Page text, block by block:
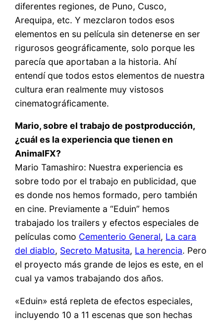
diferentes regiones, de Puno, Cusco,
Arequipa, etc. Y mezclaron todos esos
elementos en su película sin detenerse en ser
rigurosos geográficamente, solo porque les
parecía que aportaban a la historia. Ahí
entendí que todos estos elementos de nuestra
cultura eran realmente muy vistosos
cinematográficamente.
Mario, sobre el trabajo de postproducción,
¿cuál es la experiencia que tienen en
AnimalFX?
Mario Tamashiro: Nuestra experiencia es
sobre todo por el trabajo en publicidad, que
es donde nos hemos formado, pero también
en cine. Previamente a “Eduin” hemos
trabajado los trailers y efectos especiales de
películas como Cementerio General, La cara
del diablo, Secreto Matusita, La herencia. Pero
el proyecto más grande de lejos es este, en el
cual ya vamos trabajando dos años.
«Eduin» está repleta de efectos especiales,
incluyendo 10 a 11 escenas que son hechas